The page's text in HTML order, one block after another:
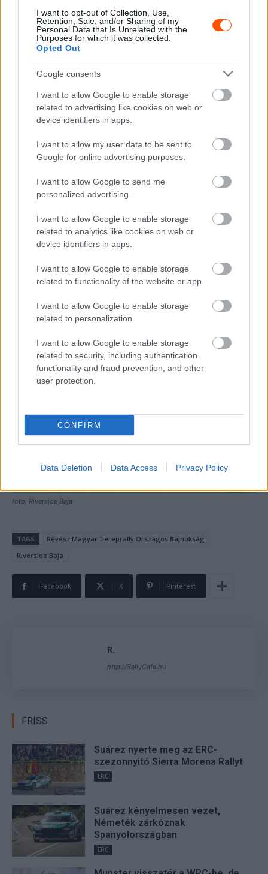
I want to opt-out of Collection, Use,
Retention, Sale, and/or Sharing of my
Personal Data that Is Unrelated with the
Purposes for which it was collected.
Opted Out
Google consents
I want to allow Google to enable storage
related to advertising like cookies on web or
device identifiers in apps.
I want to allow my user data to be sent to
Google for online advertising purposes.
I want to allow Google to send me
personalized advertising.
I want to allow Google to enable storage
related to analytics like cookies on web or
device identifiers in apps.
I want to allow Google to enable storage
related to functionality of the website or app.
I want to allow Google to enable storage
related to personalization.
I want to allow Google to enable storage
related to security, including authentication
functionality and fraud prevention, and other
user protection.
CONFIRM
Data Deletion Data Access Privacy Policy
foto: Riverside Baja
sétakocsikázni érkeznek a versenyre, így az első
pillanattól kezdve nyomni fogja, ami a csövön kifér.
„Nagyon izgatott vagyok, hiszen ez a verseny lesz a
abban bízom, hogy Palival már a Riverside Baján
megmutatjuk, mire képes a párosunk”– közölte Filippo
A versenyen összesen 31 autó és 19 motor és quad
rajthoz
. Az évekkel ezelőtt elkezdett
utánpótlásképzésnek köszönhetően ezúttal már öten
foto: Riverside Baja
TAGS
Révész Magyar Tereprally Országos Bajnokság
Riverside Baja
Facebook X Pinterest
R.
http://RallyCafe.hu
FRISS
Suárez nyerte meg az ERC-
szezonnyitó Sierra Morena Rallyt
ERC
Suárez kényelmesen vezet,
Németék zárkóznak
Spanyolországban
ERC